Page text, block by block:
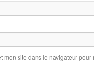
mon site dans le navigateur